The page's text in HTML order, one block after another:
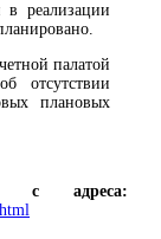
в реализации
палатой
отсутствии
плановых
с адреса: